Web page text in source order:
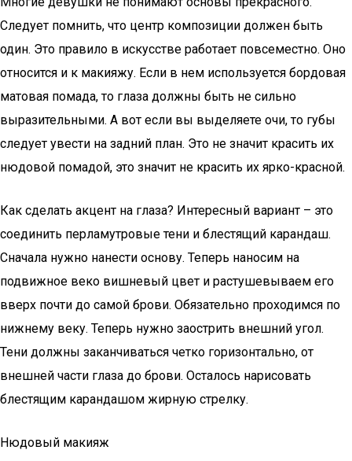
Следует помнить, что центр композиции должен быть
один. Это правило в искусстве работает повсеместно. Оно
относится и к макияжу. Если в нем используется бордовая
матовая помада, то глаза должны быть не сильно
выразительными. А вот если вы выделяете очи, то губы
следует увести на задний план. Это не значит красить их
нюдовой помадой, это значит не красить их ярко-красной.
Как сделать акцент на глаза? Интересный вариант – это
соединить перламутровые тени и блестящий карандаш.
Сначала нужно нанести основу. Теперь наносим на
подвижное веко вишневый цвет и растушевываем его
вверх почти до самой брови. Обязательно проходимся по
нижнему веку. Теперь нужно заострить внешний угол.
Тени должны заканчиваться четко горизонтально, от
внешней части глаза до брови. Осталось нарисовать
блестящим карандашом жирную стрелку.
Нюдовый макияж